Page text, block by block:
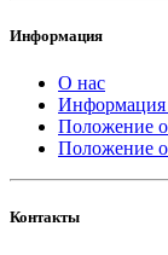
Информация
О нас
Информация
Положение о
Положение
Контакты